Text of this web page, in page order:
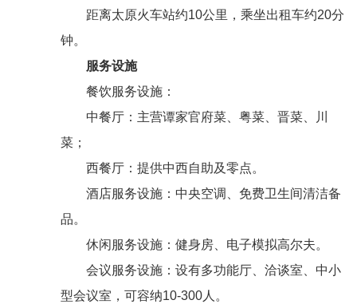
距离太原火车站约10公里，乘坐出租车约20分
钟。
服务设施
餐饮服务设施：
中餐厅：主营谭家官府菜、粤菜、晋菜、川
菜；
西餐厅：提供中西自助及零点。
酒店服务设施：中央空调、免费卫生间清洁备
品。
休闲服务设施：健身房、电子模拟高尔夫。
会议服务设施：设有多功能厅、洽谈室、中小
型会议室，可容纳10-300人。